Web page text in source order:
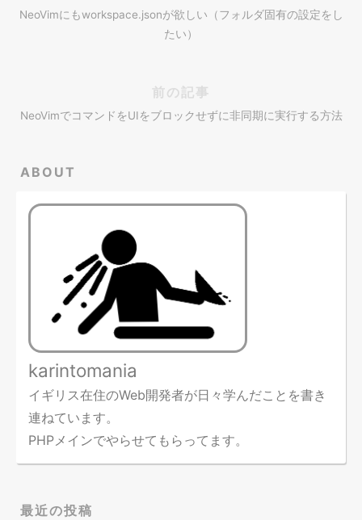
NeoVimにもworkspace.jsonが欲しい（フォルダ固有の設定をし
たい）
前の記事
NeoVimでコマンドをUIをブロックせずに非同期に実行する方法
ABOUT
karintomania
イギリス在住のWeb開発者が日々学んだことを書き
連ねています。
PHPメインでやらせてもらってます。
最近の投稿